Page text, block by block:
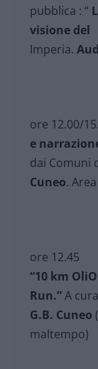
pubblica : “
visione
Imperia.
ore
e
dai Comuni
Cuneo.
ore
“10 km
Run.”A
G.B. Cuneo
maltempo)